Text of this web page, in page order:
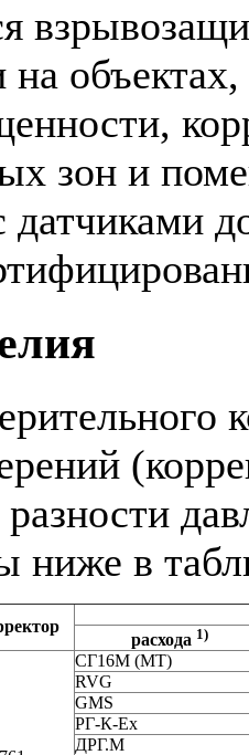
на
зон и
датчиками
ниже в
расхода 1)
СГ16М (МТ)
RVG
GMS
РГ-К-Ех
ДРГ.М